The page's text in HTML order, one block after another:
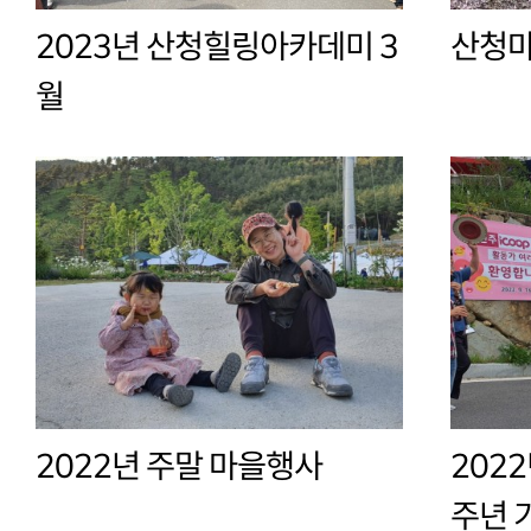
2023년 산청힐링아카데미 3
월
산청
2022년 주말 마을행사
2022
주년